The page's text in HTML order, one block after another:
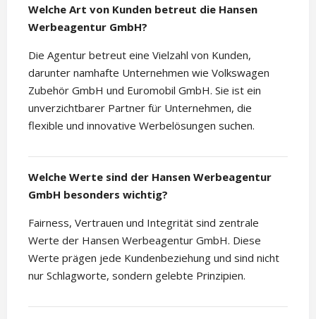
Welche Art von Kunden betreut die Hansen
Werbeagentur GmbH?
Die Agentur betreut eine Vielzahl von Kunden,
darunter namhafte Unternehmen wie Volkswagen
Zubehör GmbH und Euromobil GmbH. Sie ist ein
unverzichtbarer Partner für Unternehmen, die
flexible und innovative Werbelösungen suchen.
Welche Werte sind der Hansen Werbeagentur
GmbH besonders wichtig?
Fairness, Vertrauen und Integrität sind zentrale
Werte der Hansen Werbeagentur GmbH. Diese
Werte prägen jede Kundenbeziehung und sind nicht
nur Schlagworte, sondern gelebte Prinzipien.